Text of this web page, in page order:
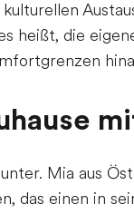
heißt, die
Mia aus
das einen in